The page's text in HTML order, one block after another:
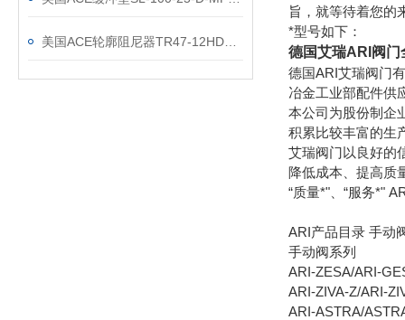
旨，就等待着您的
*型号如下：
德国艾瑞ARI阀门
德国ARI艾瑞阀门
冶金工业部配件供
本公司为股份制企
积累比较丰富的生
艾瑞阀门以良好的
降低成本、提高质
“质量*"、“服务*"
ARI产品目录 手
手动阀系列
ARI-ZESA/ARI-
ARI-ZIVA-Z/ARI-
ARI-ASTRA/